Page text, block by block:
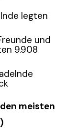
legten
und
9.908
meisten